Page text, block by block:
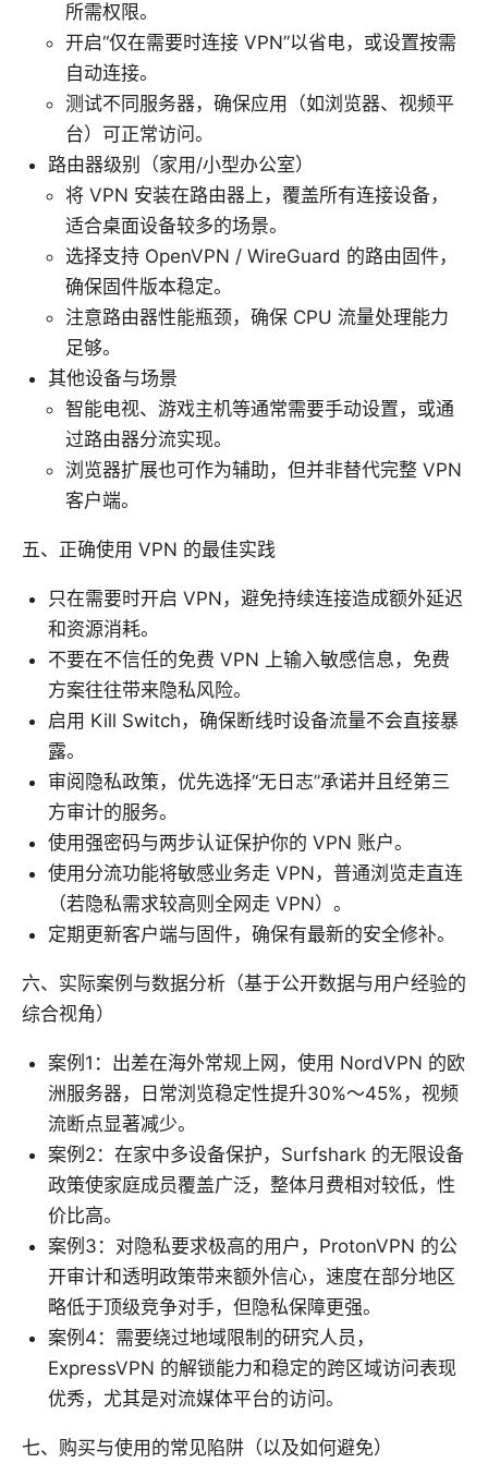
所需权限。
开启“仅在需要时连接 VPN”以省电，或设置按需
自动连接。
测试不同服务器，确保应用（如浏览器、视频平
台）可正常访问。
路由器级别（家用/小型办公室）
将 VPN 安装在路由器上，覆盖所有连接设备，
适合桌面设备较多的场景。
选择支持 OpenVPN / WireGuard 的路由固件，
确保固件版本稳定。
注意路由器性能瓶颈，确保 CPU 流量处理能力
足够。
其他设备与场景
智能电视、游戏主机等通常需要手动设置，或通
过路由器分流实现。
浏览器扩展也可作为辅助，但并非替代完整 VPN
客户端。
五、正确使用 VPN 的最佳实践
只在需要时开启 VPN，避免持续连接造成额外延迟
和资源消耗。
不要在不信任的免费 VPN 上输入敏感信息，免费
方案往往带来隐私风险。
启用 Kill Switch，确保断线时设备流量不会直接暴
露。
审阅隐私政策，优先选择“无日志”承诺并且经第三
方审计的服务。
使用强密码与两步认证保护你的 VPN 账户。
使用分流功能将敏感业务走 VPN，普通浏览走直连
（若隐私需求较高则全网走 VPN）。
定期更新客户端与固件，确保有最新的安全修补。
六、实际案例与数据分析（基于公开数据与用户经验的
综合视角）
案例1：出差在海外常规上网，使用 NordVPN 的欧
洲服务器，日常浏览稳定性提升30%～45%，视频
流断点显著减少。
案例2：在家中多设备保护，Surfshark 的无限设备
政策使家庭成员覆盖广泛，整体月费相对较低，性
价比高。
案例3：对隐私要求极高的用户，ProtonVPN 的公
开审计和透明政策带来额外信心，速度在部分地区
略低于顶级竞争对手，但隐私保障更强。
案例4：需要绕过地域限制的研究人员，
ExpressVPN 的解锁能力和稳定的跨区域访问表现
优秀，尤其是对流媒体平台的访问。
七、购买与使用的常见陷阱（以及如何避免）